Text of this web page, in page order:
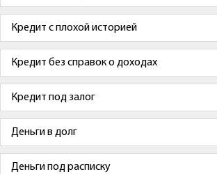
Кредит с плохой историей
Кредит без справок о доходах
Кредит под залог
Деньги в долг
Деньги под расписку